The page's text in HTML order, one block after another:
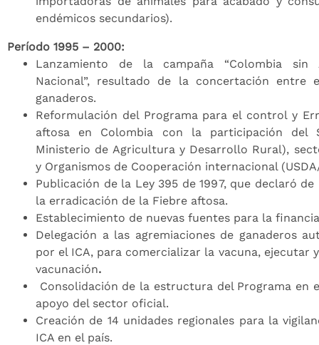
endémicos secundarios).
Período 1995 – 2000:
Lanzamiento de la campaña “Colombia sin
Nacional”, resultado de la concertación
ganaderos.
Reformulación del Programa para el control y
aftosa en Colombia con la participación del
Ministerio de Agricultura y Desarrollo Rural),
y Organismos de Cooperación internacional
Publicación de la Ley 395 de 1997, que declaró
la erradicación de la Fiebre aftosa.
Establecimiento de nuevas fuentes para la
Delegación a las agremiaciones de ganaderos
por el ICA, para comercializar la vacuna, ejecutar
vacunación.
Consolidación de la estructura del Programa en
apoyo del sector oficial.
Creación de 14 unidades regionales para la
ICA en el país.